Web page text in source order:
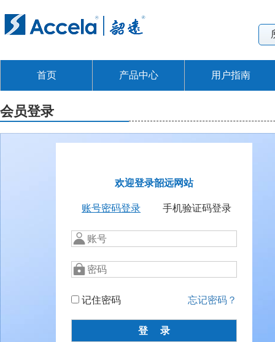
首页 产品中心 用户指南
会员登录
欢迎登录韶远网站
账号密码登录 手机验证码登录
记住密码 忘记密码？